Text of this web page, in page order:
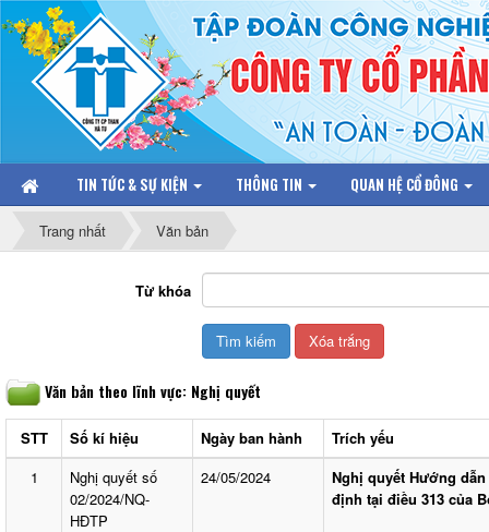
TIN TỨC & SỰ KIỆN THÔNG TIN QUAN HỆ CỔ ĐÔNG
Trang nhất Văn bản
Từ khóa
Văn bản theo lĩnh vực: Nghị quyết
STT Số kí hiệu Ngày ban hành
Trích yếu
1
Nghị quyết số
02/2024/NQ-
HĐTP
24/05/2024
Nghị quyết Hướng
định tại điều 313 của